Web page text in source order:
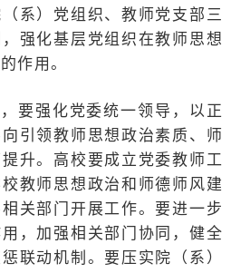
系）党组织、教师党支部三
强化基层党组织在教师思想
作用。
要强化党委统一领导，以正
引领教师思想政治素质、师
升。高校要成立党委教师工
教师思想政治和师德师风建
关部门开展工作。要进一步
，加强相关部门协同，健全
联动机制。要压实院（系）